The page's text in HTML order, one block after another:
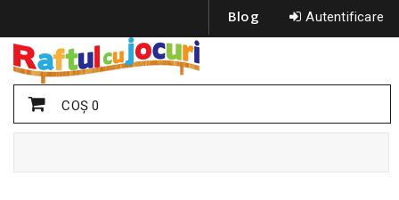
Autentificare
Blog
COŞ0